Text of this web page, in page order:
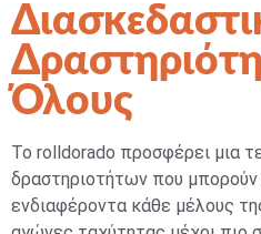
Όλους
Το rolldorado προσφέρει μια
δραστηριοτήτων που
ενδιαφέροντα κάθε μέλους